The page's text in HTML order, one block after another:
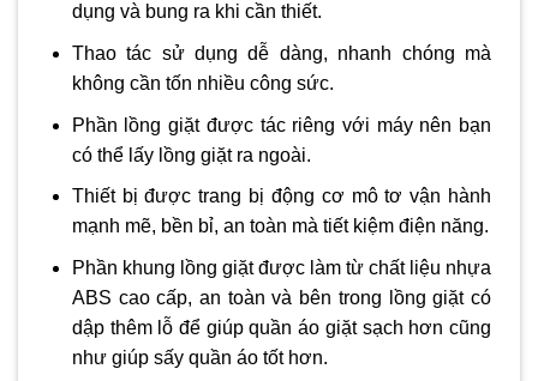
dụng và bung ra khi cần thiết.
Thao tác sử dụng dễ dàng, nhanh chóng mà
không cần tốn nhiều công sức.
Phần lồng giặt được tác riêng với máy nên bạn
có thể lấy lồng giặt ra ngoài.
Thiết bị được trang bị động cơ mô tơ vận hành
mạnh mẽ, bền bỉ, an toàn mà tiết kiệm điện năng.
Phần khung lồng giặt được làm từ chất liệu nhựa
ABS cao cấp, an toàn và bên trong lồng giặt có
dập thêm lỗ để giúp quần áo giặt sạch hơn cũng
như giúp sấy quần áo tốt hơn.